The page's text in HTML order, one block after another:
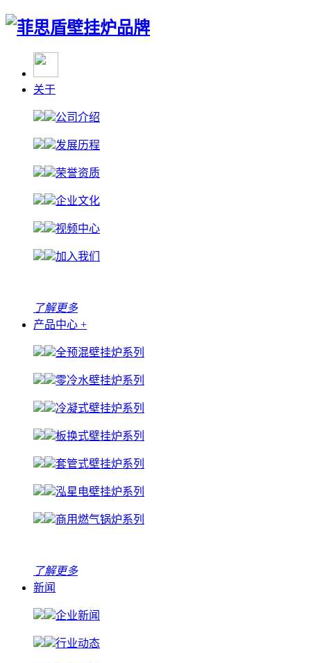
关于
公司介绍
发展历程
荣誉资质
企业文化
视频中心
加入我们
了解更多
产品中心 +
全预混壁挂炉系列
零冷水壁挂炉系列
冷凝式壁挂炉系列
板换式壁挂炉系列
套管式壁挂炉系列
泓星电壁挂炉系列
商用燃气锅炉系列
了解更多
新闻
企业新闻
行业动态